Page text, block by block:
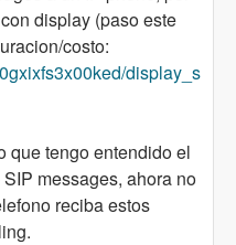
display (paso este
costo:
display_s
que tengo entendido el
messages, ahora no
reciba estos